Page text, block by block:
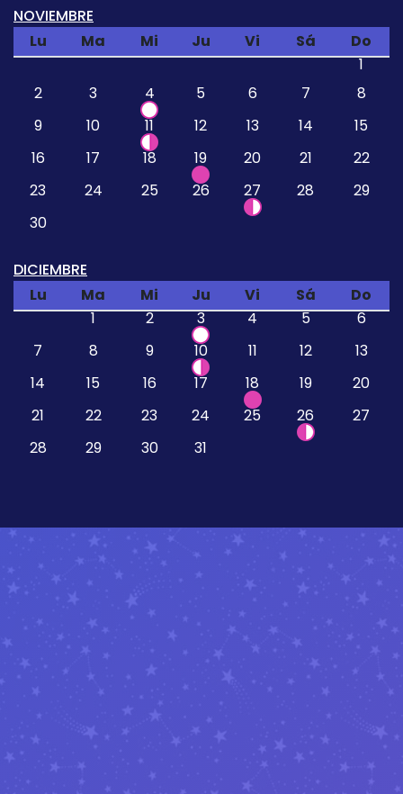
NOVIEMBRE
Lu
Ma Mi Ju Vi Sá
Do
1
2
3 4 5 6 7
8
9
10 11 12 13 14
15
16
17 18 19 20 21
22
23
24 25 26 27 28
29
30
DICIEMBRE
Lu
Ma Mi Ju Vi Sá
Do
1
2 3 4 5
6
7
8 9 10 11 12
13
14
15 16 17 18 19
20
21
22 23 24 25 26
27
28
29 30 31